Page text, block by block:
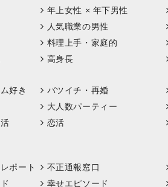
年上女性 × 年下男性
人気職業の男性
料理上手・家庭的
高身長
好き
バツイチ・再婚
大人数パーティー
恋活
ポート 不正通報窓口
幸せエピソード